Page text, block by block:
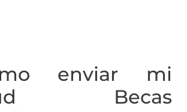
enviar mi
Becas